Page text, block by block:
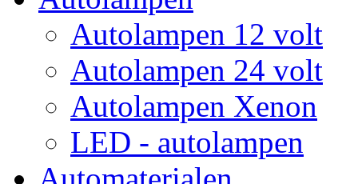
Autolampen 12 volt
Autolampen 24 volt
Autolampen Xenon
LED - autolampen